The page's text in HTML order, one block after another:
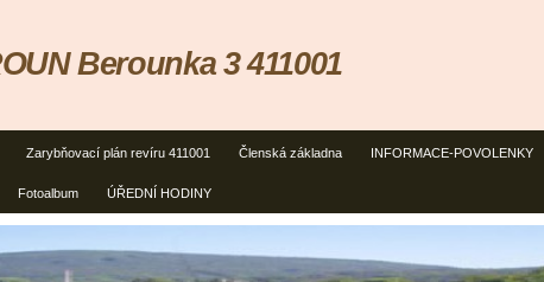
Zarybňovací plán revíru 411001 Členská základna INFORMACE-POVOLENKY
Fotoalbum ÚŘEDNÍ HODINY
Berounka 3 411001